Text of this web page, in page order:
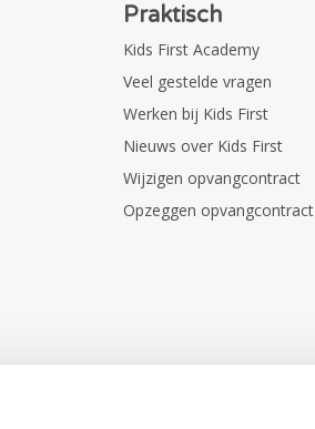
Praktisch
Kids First Academy
Veel gestelde vragen
Werken bij Kids First
Nieuws over Kids First
Wijzigen opvangcontract
Opzeggen opvangcontract